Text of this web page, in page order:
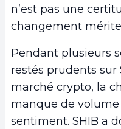
n’est pas une
changement
Pendant plusieurs
restés prudents sur
marché crypto, la
manque de
sentiment. SHIB a